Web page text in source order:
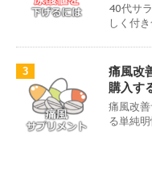
40代サ
しく付
3
痛風改
購入す
痛風改
る単純